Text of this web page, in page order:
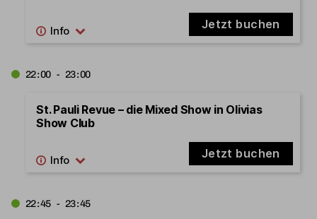
Jetzt buchen
22:00 - 23:00
St. Pauli Revue – die Mixed Show in Olivias
Show Club
Jetzt buchen
22:45 - 23:45